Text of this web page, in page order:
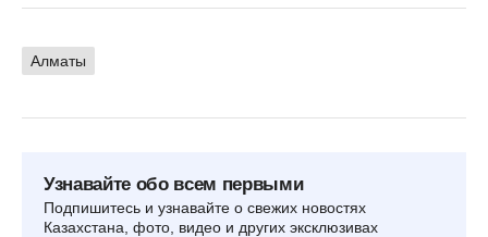
Алматы
Узнавайте обо всем первыми
Подпишитесь и узнавайте о свежих новостях
Казахстана, фото, видео и других эксклюзивах